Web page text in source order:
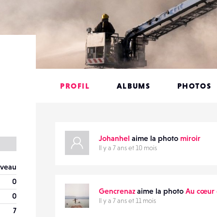
0
0
7
PROFIL ALBUMS PHOTOS
Johanhel aime la photo miroir
Il y a 7 ans et 10 mois
Gencrenaz aime la photo Au cœur
Il y a 7 ans et 11 mois